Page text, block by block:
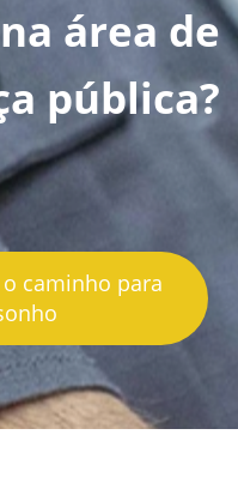
área de
pública?
caminho para